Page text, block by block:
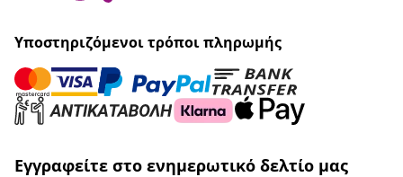
Υποστηριζόμενοι τρόποι πληρωμής
Εγγραφείτε στο ενημερωτικό δελτίο μας